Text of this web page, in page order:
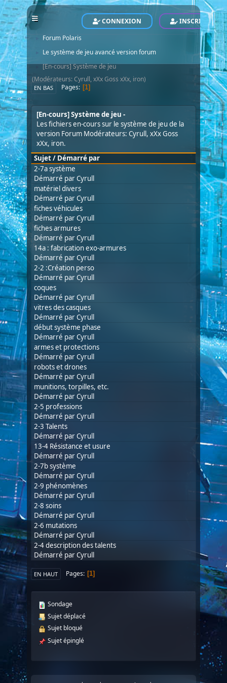
CONNEXION INSCRIVEZ-
POLARIS - Le Site Officiel - Official Website Forum
Forum Polaris
Le système de jeu avancé version forum
[En-cours] Système de jeu
(Modérateurs:Cyrull, xXx Goss xXx, iron)
EN BAS Pages 1
[En-cours] Système de jeu
Les fichiers en-cours sur le système de jeu de la
version Forum Modérateurs: Cyrull, xXx Goss
xXx, iron.
Sujet/ Démarré par
2-7a système
Démarré parCyrull
matériel divers
Démarré parCyrull
fiches véhicules
Démarré parCyrull
fiches armures
Démarré parCyrull
14a : fabrication exo-armures
Démarré parCyrull
2-2 :Création perso
Démarré parCyrull
coques
Démarré parCyrull
vitres des casques
Démarré parCyrull
début système phase
Démarré parCyrull
armes et protections
Démarré parCyrull
robots et drones
Démarré parCyrull
munitions, torpilles, etc.
Démarré parCyrull
2-5 professions
Démarré parCyrull
2-3 Talents
Démarré parCyrull
13-4 Résistance et usure
Démarré parCyrull
2-7b système
Démarré parCyrull
2-9 phénomènes
Démarré parCyrull
2-8 soins
Démarré parCyrull
2-6 mutations
Démarré parCyrull
2-4 description des talents
Démarré parCyrull
EN HAUT Pages 1
Sondage
Sujet déplacé
Sujet bloqué
Sujet épinglé